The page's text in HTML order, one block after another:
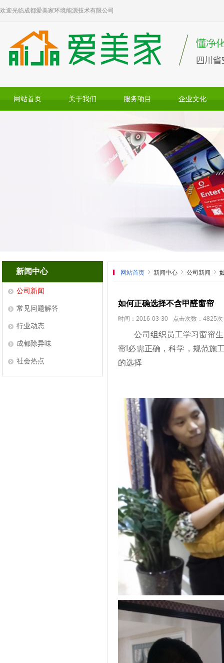
欢迎光临成都爱美家环境能源技术有限公司
网站首页 关于我们 服务项目 企业文化
新闻中心
公司新闻
常见问题解答
行业动态
成都除异味
社会热点
网站首页 新闻中心 公司新闻
如何正确选择不含甲醛窗帘
时间：2016-03-30 点击次数：4825次
公司组织员工学习窗帘生
帘!必需正确，科学，规
的选择